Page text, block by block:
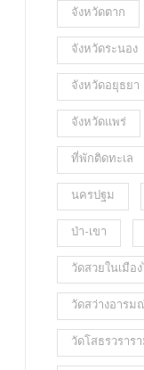
จังหวัดตาก
จังหวัดระนอง
จังหวัดอยุธยา
จังหวัดแพร่
ที่พักติดทะเล
นครปฐม
ป่า-เขา
วัดสวยในเมือ
วัดสว่างอารม
วัดโสธรวราร